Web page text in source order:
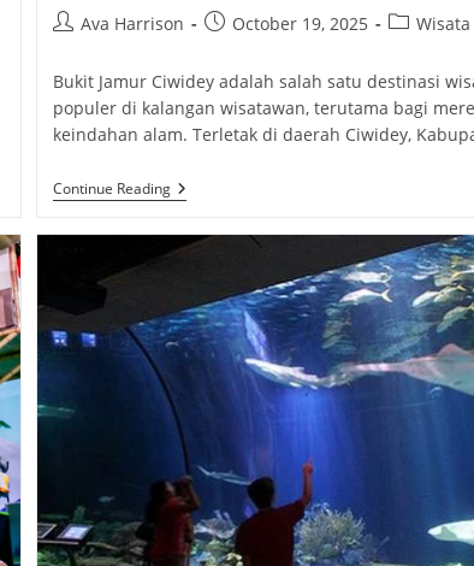
PostAva Harrison
PostOctober 19, 2025
PostWisata
Bukit Jamur Ciwidey adalah salah satu destinasi
populer di kalangan wisatawan, terutama bagi
keindahan alam. Terletak di daerah Ciwidey,
Continue ReadingBukit
Jamur
Surga
Selatan
Bandung